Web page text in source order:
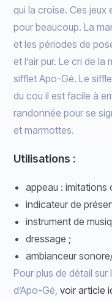
qui la croise. Ces
pour beaucoup. La
et les périodes de
et l’air pur. Le cri de
sifflet Apo-Gé. Le
du cou il est facile à
randonnée pour se
et marmottes.
Utilisations :
appeau : imitations
indicateur de
instrument de
dressage ;
ambianceur
Pour plus de détail
d’Apo-Gé,voir article